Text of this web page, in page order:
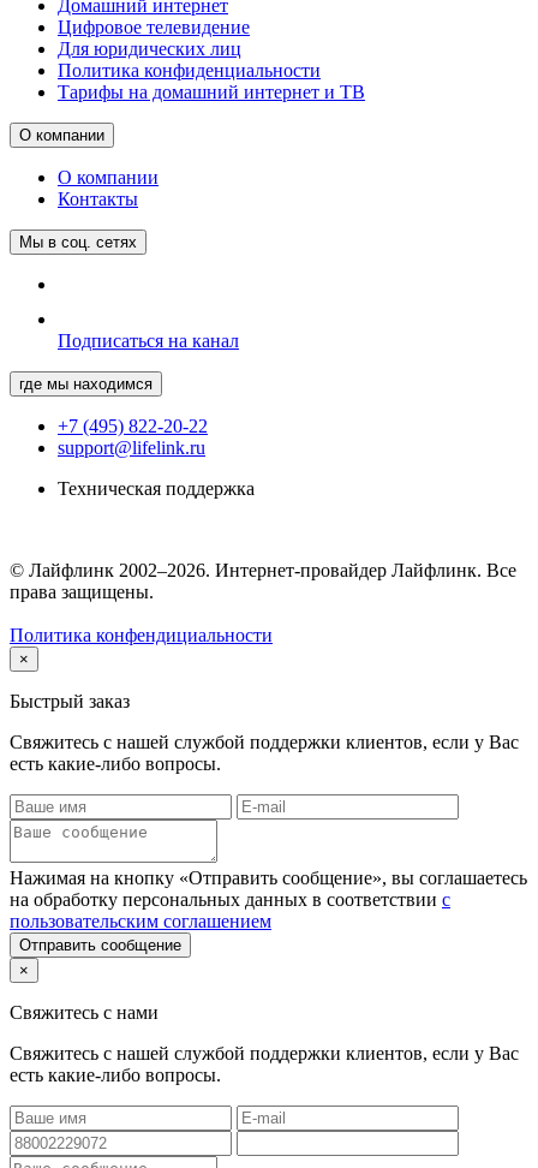
Домашний интернет
Цифровое телевидение
Для юридических лиц
Политика конфиденциальности
Тарифы на домашний интернет и ТВ
О компании
О компании
Контакты
Мы в соц. сетях
Подписаться на канал
где мы находимся
+7 (495) 822-20-22
support@lifelink.ru
Техническая поддержка
© Лайфлинк 2002–2026. Интернет-провайдер Лайфлинк. Все
права защищены.
Политика конфендициальности
×
Быстрый заказ
Свяжитесь с нашей службой поддержки клиентов, если у Вас
есть какие-либо вопросы.
Нажимая на кнопку «Отправить сообщение», вы соглашаетесь
на обработку персональных данных в соответствии с
пользовательским соглашением
Отправить сообщение
×
Свяжитесь с нами
Свяжитесь с нашей службой поддержки клиентов, если у Вас
есть какие-либо вопросы.